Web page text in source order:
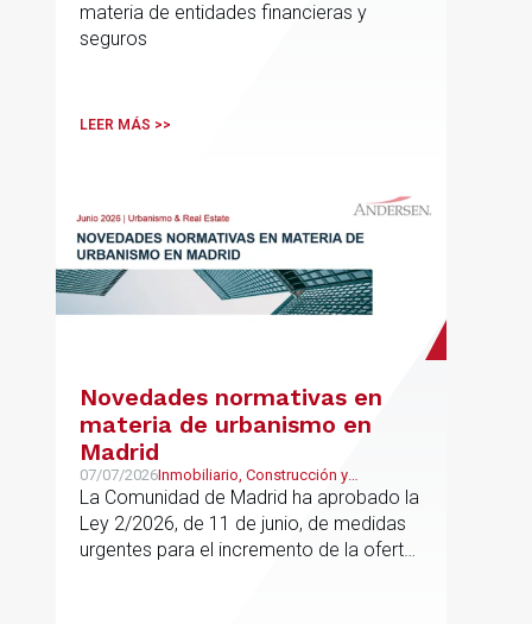
materia de entidades financieras y
seguros
LEER MÁS >>
Novedades normativas en
materia de urbanismo en
Madrid
07/07/2026Inmobiliario, Construcción y
Urbanismo
La Comunidad de Madrid ha aprobado la
Ley 2/2026, de 11 de junio, de medidas
urgentes para el incremento de la oferta